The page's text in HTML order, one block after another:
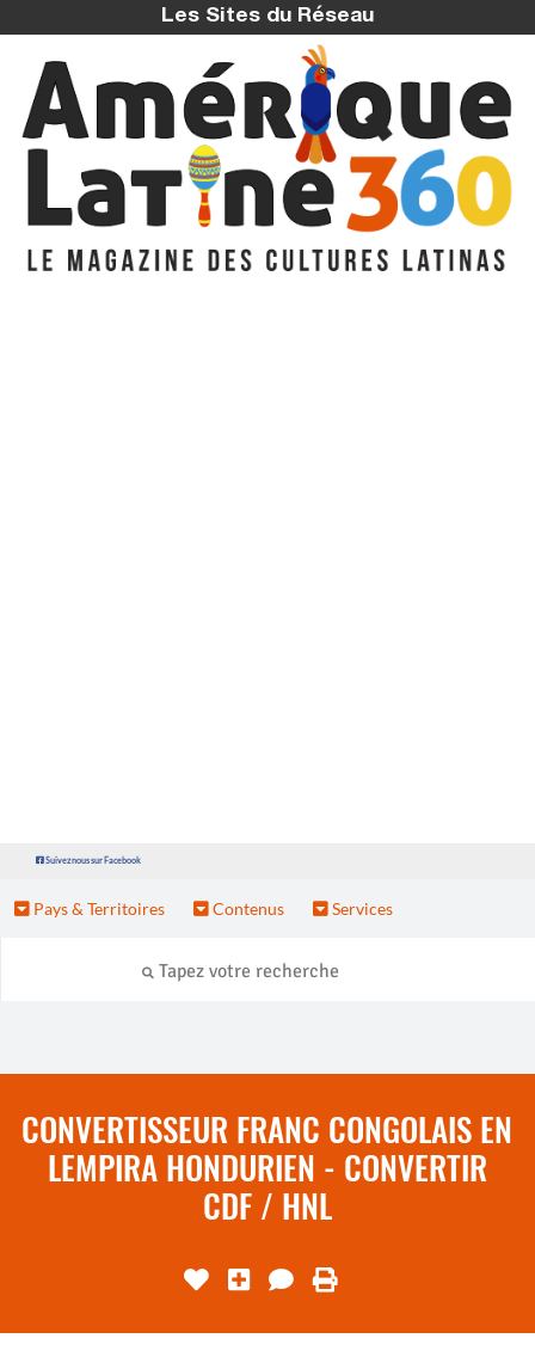
Les Sites du Réseau
Suivez nous sur Facebook
Pays & Territoires Contenus Services
CONVERTISSEUR FRANC CONGOLAIS EN
LEMPIRA HONDURIEN - CONVERTIR
CDF / HNL